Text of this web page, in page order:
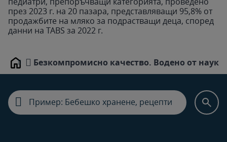
през 2023 г. на 20 пазара, представляващи 95,8% от
продажбите на мляко за подрастващи деца, според
данни на TABS за 2022 г.
Home Безкомпромисно качество. Водено от